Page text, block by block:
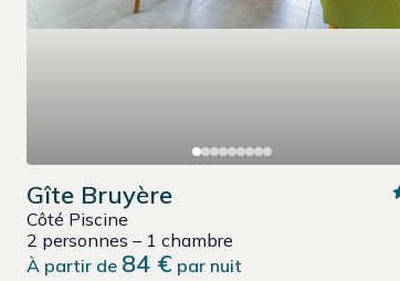
Gîte Bruyère
Côté Piscine
2 personnes – 1 chambre
À partir de 84 € par nuit